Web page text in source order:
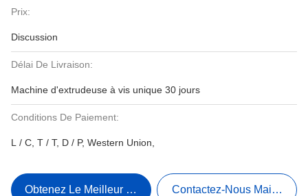
Prix:
Discussion
Délai De Livraison:
Machine d'extrudeuse à vis unique 30 jours
Conditions De Paiement:
L / C, T / T, D / P, Western Union,
Obtenez Le Meilleur Prix Contactez-Nous Maintenant